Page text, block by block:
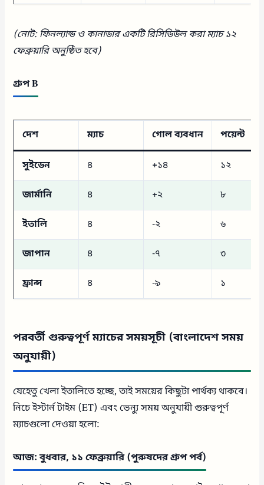
(নোট: ফিনল্যান্ড ও কানাডার একটি রিসিডিউল করা ম্যাচ ১২
ফেব্রুয়ারি অনুষ্ঠিত হবে)
গ্রুপ B
দেশ ম্যাচ গোল ব্যবধান পয়েন্ট
সুইডেন ৪ +১৪ ১২
জার্মানি ৪ +২ ৮
ইতালি ৪ -২ ৬
জাপান ৪ -৭ ৩
ফ্রান্স ৪ -৯ ১
পরবর্তী গুরুত্বপূর্ণ ম্যাচের সময়সূচী (বাংলাদেশ সময়
অনুযায়ী)
যেহেতু খেলা ইতালিতে হচ্ছে, তাই সময়ের কিছুটা পার্থক্য থাকবে।
নিচে ইস্টার্ন টাইম (ET) এবং ভেন্যু সময় অনুযায়ী গুরুত্বপূর্ণ
ম্যাচগুলো দেওয়া হলো:
আজ: বুধবার, ১১ ফেব্রুয়ারি (পুরুষদের গ্রুপ পর্ব)